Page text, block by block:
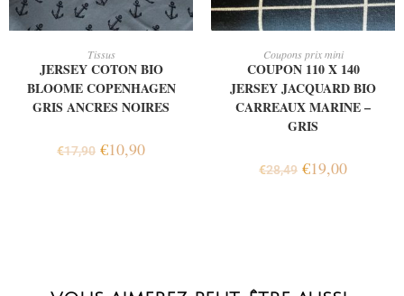
Tissus
JERSEY COTON BIO
BLOOME COPENHAGEN
GRIS ANCRES NOIRES
€17,90 €10,90
Coupons prix mini
COUPON 110 X 140
JERSEY JACQUARD BIO
CARREAUX MARINE –
GRIS
€28,49 €19,00